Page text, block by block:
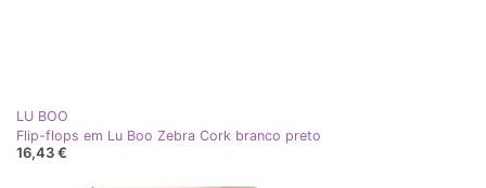
LU BOO
Flip-flops em Lu Boo Zebra Cork branco preto
16,43 €